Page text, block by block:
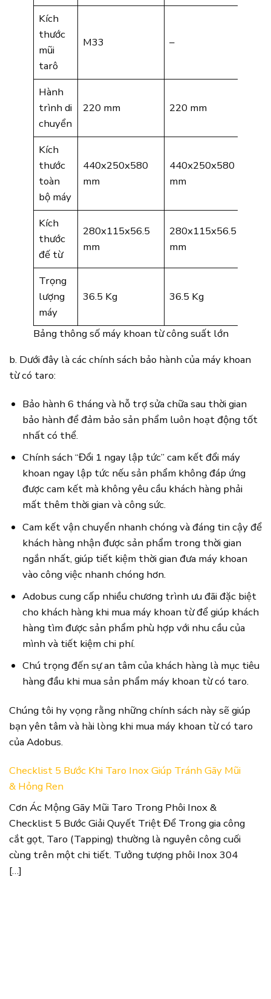
Kích
thước
mũi
tarô
M33 –
Hành
trình di
chuyển
220 mm 220 mm
Kích
thước
toàn
bộ máy
440x250x580
mm
440x250x580
mm
Kích
thước
đế từ
280x115x56.5
mm
280x115x56.5
mm
Trọng
lượng
máy
36.5 Kg 36.5 Kg
Bảng thông số máy khoan từ công suất lớn
b. Dưới đây là các chính sách bảo hành của máy khoan
từ có taro:
Bảo hành 6 tháng và hỗ trợ sửa chữa sau thời gian
bảo hành để đảm bảo sản phẩm luôn hoạt động tốt
nhất có thể.
Chính sách “Đổi 1 ngay lập tức” cam kết đổi máy
khoan ngay lập tức nếu sản phẩm không đáp ứng
được cam kết mà không yêu cầu khách hàng phải
mất thêm thời gian và công sức.
Cam kết vận chuyển nhanh chóng và đáng tin cậy để
khách hàng nhận được sản phẩm trong thời gian
ngắn nhất, giúp tiết kiệm thời gian đưa máy khoan
vào công việc nhanh chóng hơn.
Adobus cung cấp nhiều chương trình ưu đãi đặc biệt
cho khách hàng khi mua máy khoan từ để giúp khách
hàng tìm được sản phẩm phù hợp với nhu cầu của
mình và tiết kiệm chi phí.
Chú trọng đến sự an tâm của khách hàng là mục tiêu
hàng đầu khi mua sản phẩm máy khoan từ có taro.
Chúng tôi hy vọng rằng những chính sách này sẽ giúp
bạn yên tâm và hài lòng khi mua máy khoan từ có taro
của Adobus.
Checklist 5 Bước Khi Taro Inox Giúp Tránh Gãy Mũi
& Hỏng Ren
Cơn Ác Mộng Gãy Mũi Taro Trong Phôi Inox &
Checklist 5 Bước Giải Quyết Triệt Để Trong gia công
cắt gọt, Taro (Tapping) thường là nguyên công cuối
cùng trên một chi tiết. Tưởng tượng phôi Inox 304
[…]